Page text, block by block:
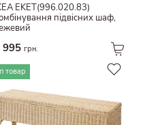
EKET(996.020.83)
підвісних шаф,
995 грн.
товар